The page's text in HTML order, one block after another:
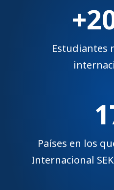
Estudiantes
Países en los
Internacional